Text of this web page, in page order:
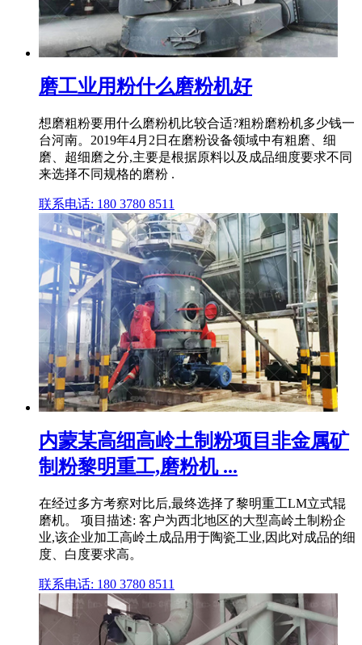
磨工业用粉什么磨粉机好
想磨粗粉要用什么磨粉机比较合适?粗粉磨粉机多少钱一
台河南。2019年4月2日在磨粉设备领域中有粗磨、细
磨、超细磨之分,主要是根据原料以及成品细度要求不同
来选择不同规格的磨粉 .
联系电话: 180 3780 8511
内蒙某高细高岭土制粉项目非金属矿
制粉黎明重工,磨粉机 ...
在经过多方考察对比后,最终选择了黎明重工LM立式辊
磨机。 项目描述: 客户为西北地区的大型高岭土制粉企
业,该企业加工高岭土成品用于陶瓷工业,因此对成品的细
度、白度要求高。
联系电话: 180 3780 8511